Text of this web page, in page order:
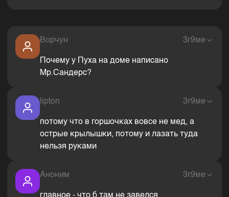
Ворчун 3г9ме
Почему у Пуха на доме написано
Мр.Сандерс?
lipton 3г9ме
потому что в горшочках вовсе не мед, а
острые крылышки, потому и лазать туда
нельзя руками
Аноним 3г9ме
главное - что б там не завелся